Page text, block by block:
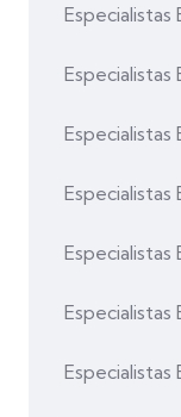
Especialistas
Especialistas
Especialistas
Especialistas
Especialistas